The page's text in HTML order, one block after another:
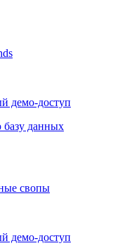
данных
данных
свопы